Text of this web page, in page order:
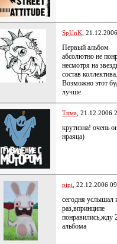
SpUnK ,
Первый альбом
абсолютно не
несмотря на
состав коллектива.
Возможно этот
лучше.
Тима , 21.12.2006
крутизна! очень
нраяца)
pipi , 22.12.2006
сегодня услышал
раз,впринципе
понравились,жду
альбома